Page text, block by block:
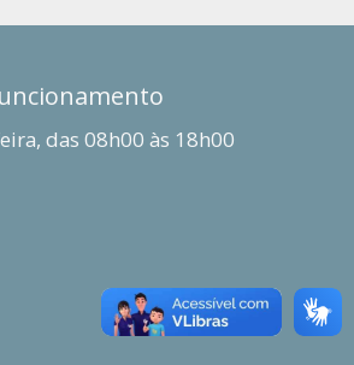
das 08h00 às 18h00